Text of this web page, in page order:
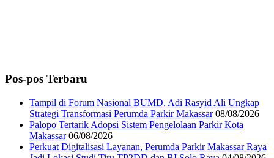
Pos-pos Terbaru
Tampil di Forum Nasional BUMD, Adi Rasyid Ali Ungkap
Strategi Transformasi Perumda Parkir Makassar 08/08/2026
Palopo Tertarik Adopsi Sistem Pengelolaan Parkir Kota
Makassar 06/08/2026
Perkuat Digitalisasi Layanan, Perumda Parkir Makassar Raya